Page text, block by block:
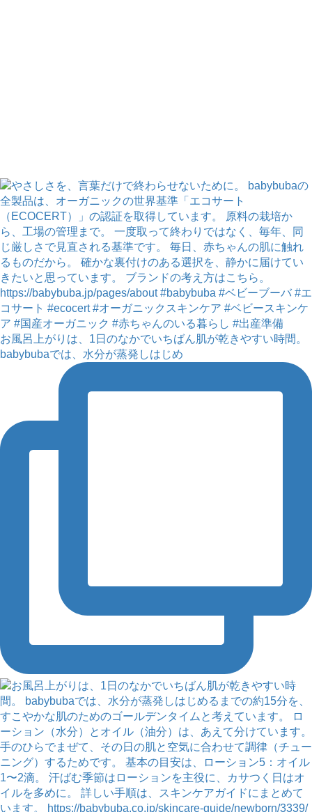
お風呂上がりは、1日のなかでいちばん肌が乾きやすい時間。
babybubaでは、水分が蒸発しはじめ